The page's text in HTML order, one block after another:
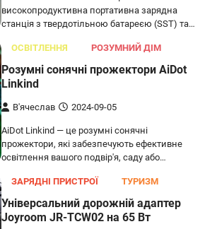
високопродуктивна портативна зарядна
станція з твердотільною батареєю (SST) та…
ОСВІТЛЕННЯ РОЗУМНИЙ ДІМ
Розумні сонячні прожектори AiDot
Linkind
В'ячеслав 2024-09-05
AiDot Linkind — це розумні сонячні
прожектори, які забезпечують ефективне
освітлення вашого подвір'я, саду або…
ЗАРЯДНІ ПРИСТРОЇ ТУРИЗМ
Універсальний дорожній адаптер
Joyroom JR-TCW02 на 65 Вт